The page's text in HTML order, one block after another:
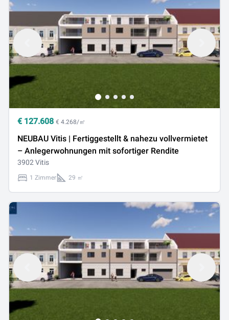
€ 127.608 € 4.268/㎡
NEUBAU Vitis | Fertiggestellt & nahezu vollvermietet
– Anlegerwohnungen mit sofortiger Rendite
3902 Vitis
1 Zimmer 29 ㎡